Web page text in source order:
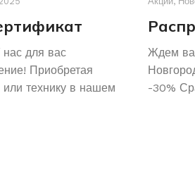
нас для вас
Приобретая
технику в нашем
Ждем
-30%